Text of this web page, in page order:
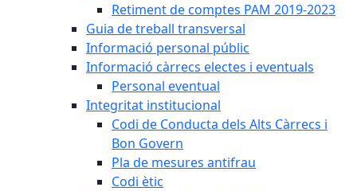
Retiment de comptes PAM 2019-2023
Guia de treball transversal
Informació personal públic
Informació càrrecs electes i eventuals
Personal eventual
Integritat institucional
Codi de Conducta dels Alts Càrrecs i
Bon Govern
Pla de mesures antifrau
Codi ètic